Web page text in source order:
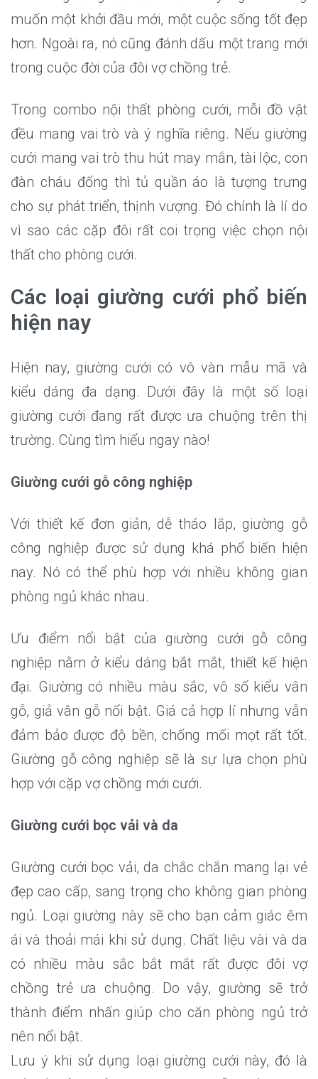
muốn một khởi đầu mới, một cuộc sống tốt đẹp
hơn. Ngoài ra, nó cũng đánh dấu một trang mới
trong cuộc đời của đôi vợ chồng trẻ.
Trong combo nội thất phòng cưới, mỗi đồ vật
đều mang vai trò và ý nghĩa riêng. Nếu giường
cưới mang vai trò thu hút may mắn, tài lộc, con
đàn cháu đống thì tủ quần áo là tượng trưng
cho sự phát triển, thịnh vượng. Đó chính là lí do
vì sao các cặp đôi rất coi trọng việc chọn nội
thất cho phòng cưới.
Các loại giường cưới phổ biến
hiện nay
Hiện nay, giường cưới có vô vàn mẫu mã và
kiểu dáng đa dạng. Dưới đây là một số loại
giường cưới đang rất được ưa chuộng trên thị
trường. Cùng tìm hiểu ngay nào!
Giường cưới gỗ công nghiệp
Với thiết kế đơn giản, dễ tháo lắp, giường gỗ
công nghiệp được sử dụng khá phổ biến hiện
nay. Nó có thể phù hợp với nhiều không gian
phòng ngủ khác nhau.
Ưu điểm nổi bật của giường cưới gỗ công
nghiệp nằm ở kiểu dáng bắt mắt, thiết kế hiện
đại. Giường có nhiều màu sắc, vô số kiểu vân
gỗ, giả vân gỗ nổi bật. Giá cả hợp lí nhưng vẫn
đảm bảo được độ bền, chống mối mọt rất tốt.
Giường gỗ công nghiệp sẽ là sự lựa chọn phù
hợp với cặp vợ chồng mới cưới.
Giường cưới bọc vải và da
Giường cưới bọc vải, da chắc chắn mang lại vẻ
đẹp cao cấp, sang trọng cho không gian phòng
ngủ. Loại giường này sẽ cho bạn cảm giác êm
ái và thoải mái khi sử dụng. Chất liệu vài và da
có nhiều màu sắc bắt mắt rất được đôi vợ
chồng trẻ ưa chuộng. Do vậy, giường sẽ trở
thành điểm nhấn giúp cho căn phòng ngủ trở
nên nổi bật.
Lưu ý khi sử dụng loại giường cưới này, đó là